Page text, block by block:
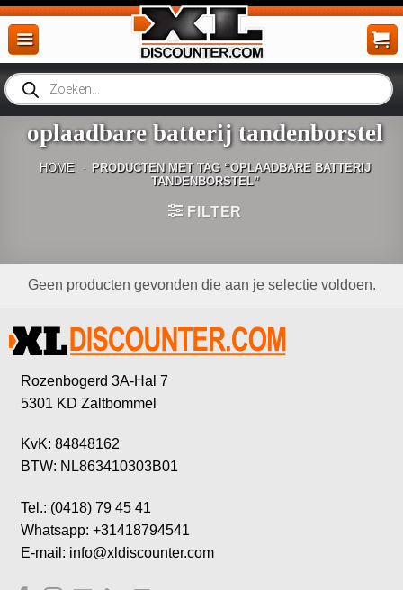
Ga
naar
inhoud
Producten
zoeken
oplaadbare batterij tandenborstel
HOME - PRODUCTEN MET TAG “OPLAADBARE BATTERIJ
TANDENBORSTEL”
FILTER
Geen producten gevonden die aan je selectie voldoen.
Rozenbogerd 3A-Hal 7
5301 KD Zaltbommel
KvK: 84848162
BTW: NL863410303B01
Tel.: (0418) 79 45 41
Whatsapp: +31418794541
E-mail: info@xldiscounter.com